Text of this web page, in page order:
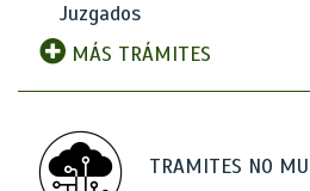
Juzgados
MÁS TRÁMITES
TRAMITES NO